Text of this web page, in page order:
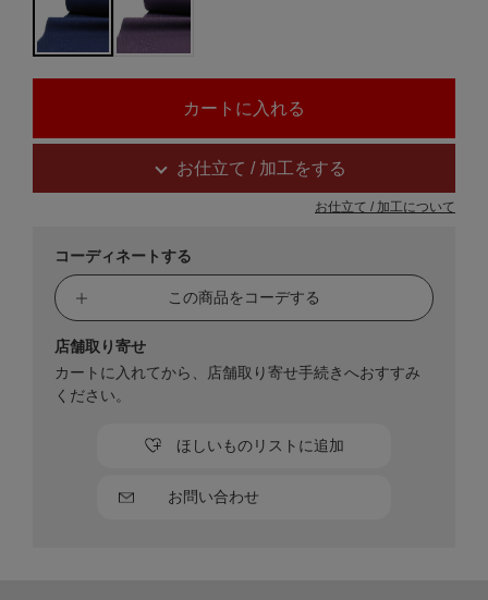
お仕立て / 加工をする
お仕立て / 加工について
コーディネートする
この商品をコーデする
お問い合わせ
ほしいものリストに追加
店舗取り寄せ
カートに入れてから、店舗取り寄せ手続きへおすすみ
ください。